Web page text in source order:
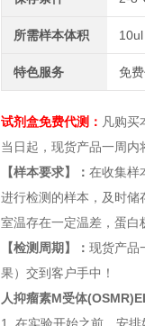
所需样本体积 10ul
特色服务 免
试剂盒免费代测： 凡购
当日起，现货产品一周
【样本要求】： 在收集样
进行检测的样本，及时
室温存在一定温差，蛋
【检测周期】： 现货产品
果）交到客户手中！
人抑瘤素M受体